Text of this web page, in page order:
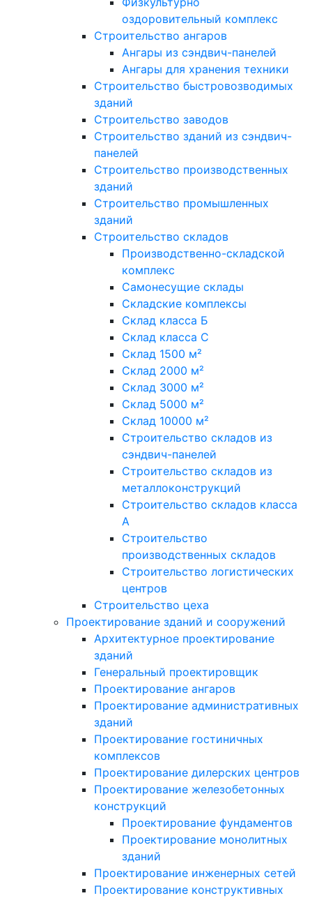
оздоровительный комплекс
Строительство ангаров
Ангары из сэндвич-панелей
Ангары для хранения техники
Строительство быстровозводимых
зданий
Строительство заводов
Строительство зданий из сэндвич-
панелей
Строительство производственных
зданий
Строительство промышленных
зданий
Строительство складов
Производственно-складской
комплекс
Самонесущие склады
Складские комплексы
Склад класса Б
Склад класса С
Склад 1500 м²
Склад 2000 м²
Склад 3000 м²
Склад 5000 м²
Склад 10000 м²
Строительство складов из
сэндвич-панелей
Строительство складов из
металлоконструкций
Строительство складов класса
А
Строительство
производственных складов
Строительство логистических
центров
Строительство цеха
Проектирование зданий и сооружений
Архитектурное проектирование
зданий
Генеральный проектировщик
Проектирование ангаров
Проектирование административных
зданий
Проектирование гостиничных
комплексов
Проектирование дилерских центров
Проектирование железобетонных
конструкций
Проектирование фундаментов
Проектирование монолитных
зданий
Проектирование инженерных сетей
Проектирование конструктивных